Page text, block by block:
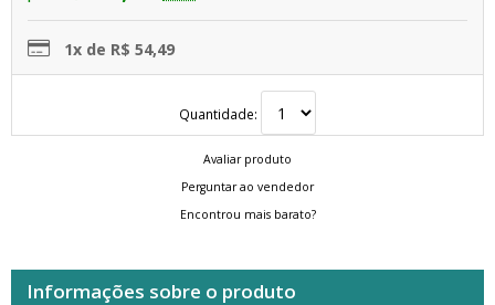
1x de R$ 54,49
Quantidade:
Avaliar produto
Perguntar ao vendedor
Encontrou mais barato?
Informações sobre o produto